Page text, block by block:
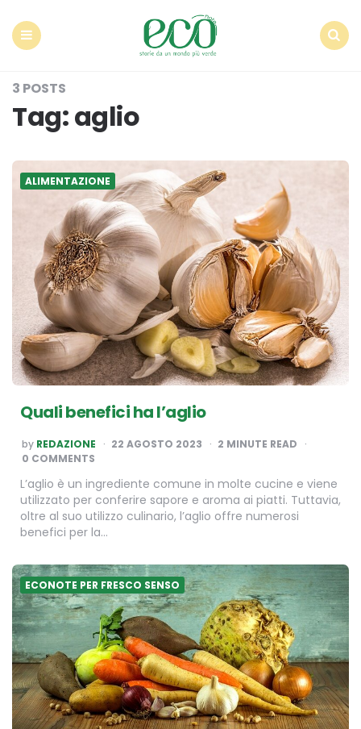
3 POSTS
Tag:aglio
ALIMENTAZIONE
Quali benefici ha l’aglio
POSTED
BY
by REDAZIONE 22 AGOSTO 2023 2 MINUTE READ
0 COMMENTS
L’aglio è un ingrediente comune in molte cucine e viene
utilizzato per conferire sapore e aroma ai piatti. Tuttavia,
oltre al suo utilizzo culinario, l’aglio offre numerosi
benefici per la…
ECONOTE PER FRESCO SENSO